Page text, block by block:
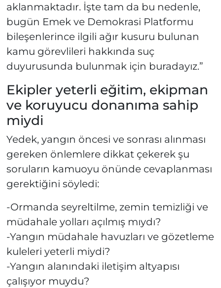
aklanmaktadır. İşte tam da bu nedenle,
bugün Emek ve Demokrasi Platformu
bileşenlerince ilgili ağır kusuru bulunan
kamu görevlileri hakkında suç
duyurusunda bulunmak için buradayız.”
Ekipler yeterli eğitim, ekipman
ve koruyucu donanıma sahip
miydi
Yedek, yangın öncesi ve sonrası alınması
gereken önlemlere dikkat çekerek şu
soruların kamuoyu önünde cevaplanması
gerektiğini söyledi:
-Ormanda seyreltilme, zemin temizliği ve
müdahale yolları açılmış mıydı?
-Yangın müdahale havuzları ve gözetleme
kuleleri yeterli miydi?
-Yangın alanındaki iletişim altyapısı
çalışıyor muydu?